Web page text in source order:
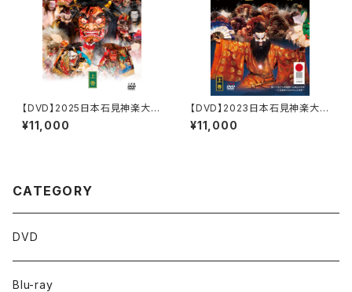
【DVD】2025日本石見神楽大会
〈上下2巻セット〉
¥11,000
【DVD】2023日本石見神楽大会
〈上下2巻セット〉
¥11,000
CATEGORY
DVD
Blu-ray